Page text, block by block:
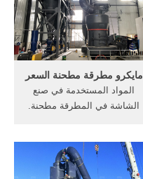
مايكرو مطرقة مطحنة السعر
المواد المستخدمة في صنع
الشاشة في المطرقة مطحنة.